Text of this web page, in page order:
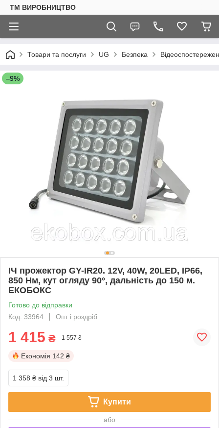
ТМ ВИРОБНИЦТВО
Товари та послуги UG Безпека
–9%
ІЧ прожектор GY-IR20. 12V, 40W, 20LED, IP66,
850 Нм, кут огляду 90°, дальність до 150 м.
ЕКОБОКС
Готово до відправки
Код: 33964
Опт і роздріб
1 415 ₴ 1 557 ₴
Економія 142 ₴
1 358 ₴ від 3 шт.
Купити
або